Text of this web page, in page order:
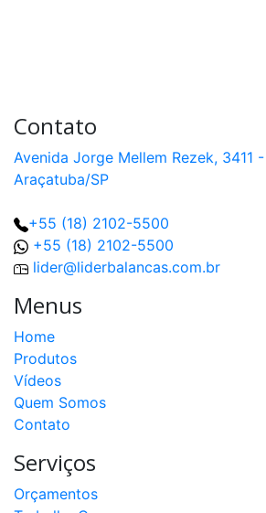
Contato
Avenida Jorge Mellem Rezek, 3411
Araçatuba/SP
+55 (18) 2102-5500
+55 (18) 2102-5500
lider@liderbalancas.com.br
Menus
Home
Produtos
Vídeos
Quem Somos
Contato
Serviços
Orçamentos